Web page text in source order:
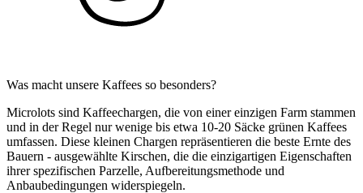
Was macht unsere Kaffees so besonders?
Microlots sind Kaffeechargen, die von einer einzigen Farm stammen
und in der Regel nur wenige bis etwa 10-20 Säcke grünen Kaffees
umfassen. Diese kleinen Chargen repräsentieren die beste Ernte des
Bauern - ausgewählte Kirschen, die die einzigartigen Eigenschaften
ihrer spezifischen Parzelle, Aufbereitungsmethode und
Anbaubedingungen widerspiegeln.